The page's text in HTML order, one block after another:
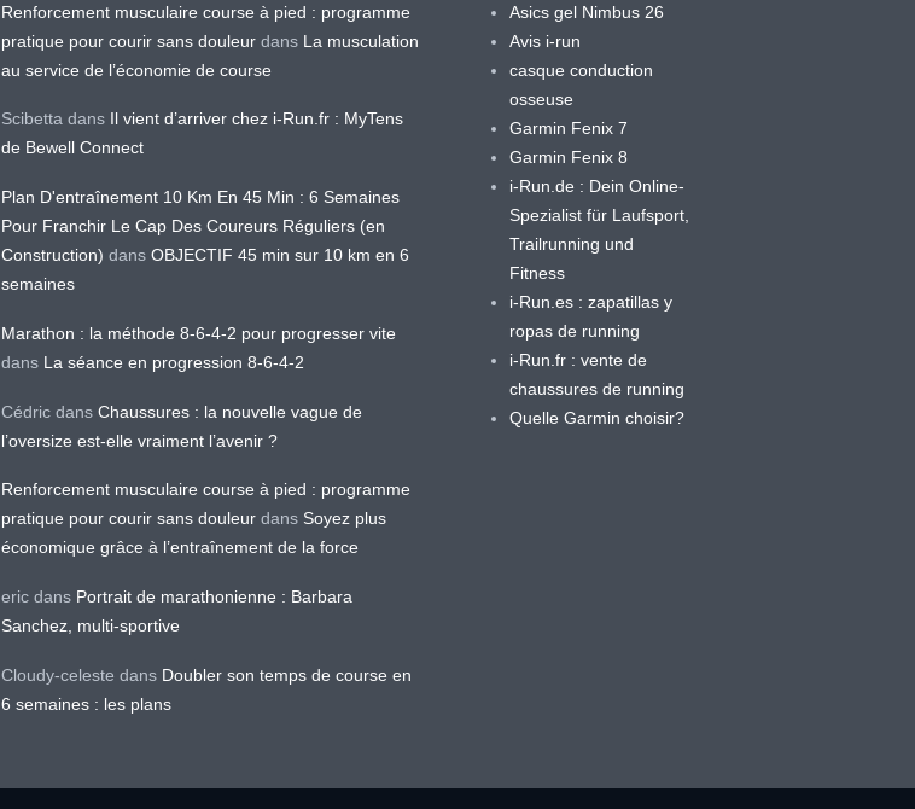
Renforcement musculaire course à pied : programme
pratique pour courir sans douleur dans La musculation
au service de l’économie de course
Scibetta dans Il vient d’arriver chez i-Run.fr : MyTens
de Bewell Connect
Plan D'entraînement 10 Km En 45 Min : 6 Semaines
Pour Franchir Le Cap Des Coureurs Réguliers (en
Construction) dans OBJECTIF 45 min sur 10 km en 6
semaines
Marathon : la méthode 8-6-4-2 pour progresser vite
dans La séance en progression 8-6-4-2
Cédric dans Chaussures : la nouvelle vague de
l’oversize est-elle vraiment l’avenir ?
Renforcement musculaire course à pied : programme
pratique pour courir sans douleur dans Soyez plus
économique grâce à l’entraînement de la force
eric dans Portrait de marathonienne : Barbara
Sanchez, multi-sportive
Cloudy-celeste dans Doubler son temps de course en
6 semaines : les plans
Asics gel Nimbus 26
Avis i-run
casque conduction
osseuse
Garmin Fenix 7
Garmin Fenix 8
i-Run.de : Dein Online-
Spezialist für Laufsport,
Trailrunning und
Fitness
i-Run.es : zapatillas y
ropas de running
i-Run.fr : vente de
chaussures de running
Quelle Garmin choisir?